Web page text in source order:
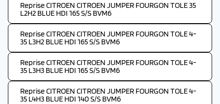
Reprise CITROEN CITROEN JUMPER FOURGON TOLE 35
L2H2 BLUE HDI 165 S/S BVM6
Reprise CITROEN CITROEN JUMPER FOURGON TOLE 4-
35 L3H2 BLUE HDI 165 S/S BVM6
Reprise CITROEN CITROEN JUMPER FOURGON TOLE 4-
35 L3H3 BLUE HDI 165 S/S BVM6
Reprise CITROEN CITROEN JUMPER FOURGON TOLE 4-
35 L4H3 BLUE HDI 140 S/S BVM6